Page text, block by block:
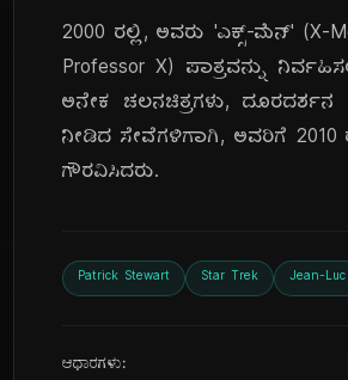
2000 ರಲ್ಲಿ, ಅವರು 'ಎಕ್ಸ್-ಮೆನ್' (X-
Professor X) ಪಾತ್ರವನ್ನು
ಅನೇಕ ಚಲನಚಿತ್ರಗಳು,
ನೀಡಿದ ಸೇವೆಗಳಿಗಾಗಿ, ಅವರಿಗೆ
ಗೌರವಿಸಿದರು.
Patrick Stewart Star Trek Jean-Luc
ಆಧಾರಗಳು: